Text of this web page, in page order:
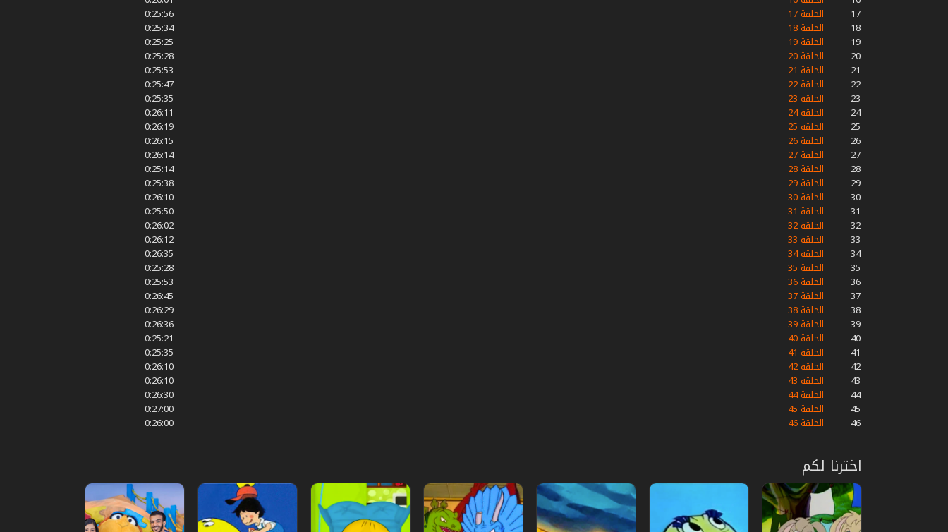
17
الحلقة 17
0:25:56
18
الحلقة 18
0:25:34
19
الحلقة 19
0:25:25
20
الحلقة 20
0:25:28
21
الحلقة 21
0:25:53
22
الحلقة 22
0:25:47
23
الحلقة 23
0:25:35
24
الحلقة 24
0:26:11
25
الحلقة 25
0:26:19
26
الحلقة 26
0:26:15
27
الحلقة 27
0:26:14
28
الحلقة 28
0:25:14
29
الحلقة 29
0:25:38
30
الحلقة 30
0:26:10
31
الحلقة 31
0:25:50
32
الحلقة 32
0:26:02
33
الحلقة 33
0:26:12
34
الحلقة 34
0:26:35
35
الحلقة 35
0:25:28
36
الحلقة 36
0:25:53
37
الحلقة 37
0:26:45
38
الحلقة 38
0:26:29
39
الحلقة 39
0:26:36
40
الحلقة 40
0:25:21
41
الحلقة 41
0:25:35
42
الحلقة 42
0:26:10
43
الحلقة 43
0:26:10
44
الحلقة 44
0:26:30
45
الحلقة 45
0:27:00
46
الحلقة 46 0:26:00
اخترنا لكم